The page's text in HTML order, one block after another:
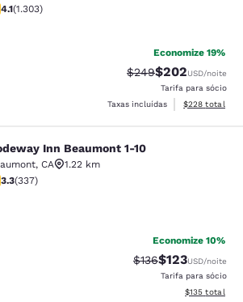
4.07 estrelas. Muito bom. 1303
4.1(1.303)
Economize 19%
Tarifa anterior
$249Tarifa com
$202USD/noite
Tarifa para sócio
Taxas incluídas
Exibir
$228 total
Beaumont 1-10
Inn Beaumont 1-10
, CA
1.22 km
3.26 estrelas. Bom. 337 avaliações
3.3(337)
Economize 10%
Tarifa anterior
$136Tarifa com
$123USD/noite
Tarifa para sócio
Exibir
$135 total